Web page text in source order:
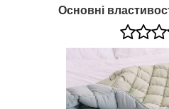
Основні